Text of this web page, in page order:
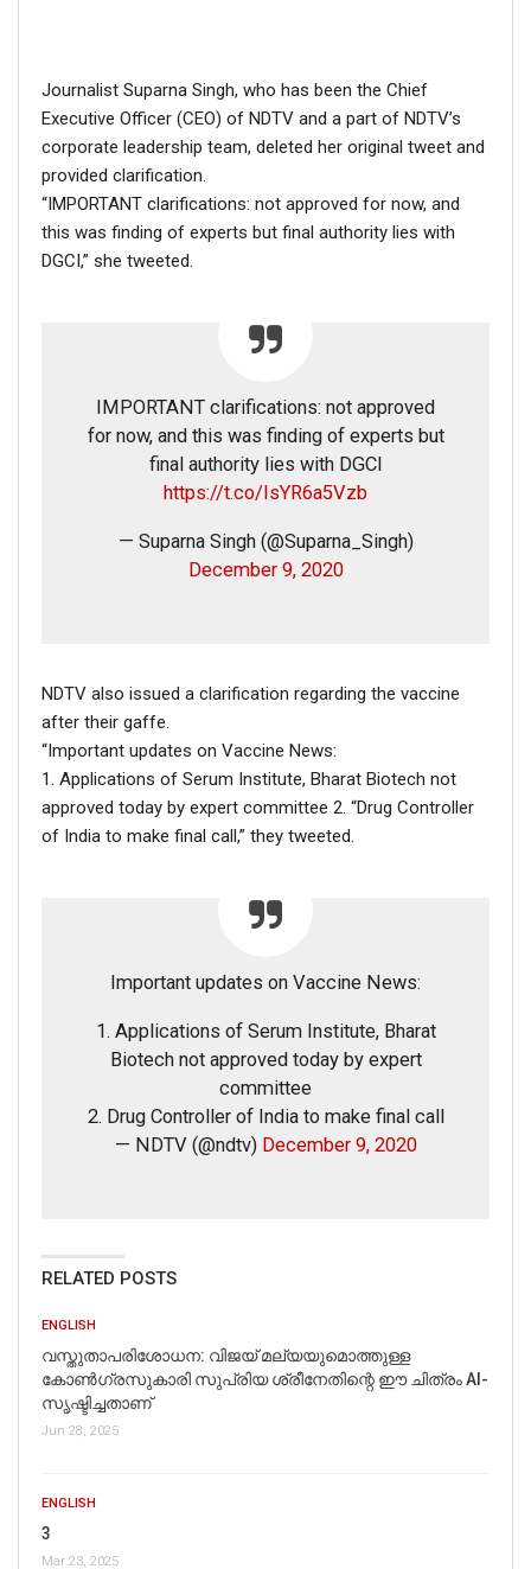
Journalist Suparna Singh, who has been the Chief
Executive Officer (CEO) of NDTV and a part of NDTV’s
corporate leadership team, deleted her original tweet and
provided clarification.
“IMPORTANT clarifications: not approved for now, and
this was finding of experts but final authority lies with
DGCI,” she tweeted.
IMPORTANT clarifications: not approved
for now, and this was finding of experts but
final authority lies with DGCI
https://t.co/IsYR6a5Vzb
— Suparna Singh (@Suparna_Singh)
December 9, 2020
NDTV also issued a clarification regarding the vaccine
after their gaffe.
“Important updates on Vaccine News:
1. Applications of Serum Institute, Bharat Biotech not
approved today by expert committee 2. “Drug Controller
of India to make final call,” they tweeted.
Important updates on Vaccine News:
1. Applications of Serum Institute, Bharat
Biotech not approved today by expert
committee
2. Drug Controller of India to make final call
— NDTV (@ndtv) December 9, 2020
RELATED POSTS
ENGLISH
വസ്തുതാപരിശോധന: വിജയ് മല്യയുമൊത്തുള്ള
കോൺഗ്രസുകാരി സുപ്രിയ ശ്രീനേതിന്റെ ഈ ചിത്രം AI-
സൃഷ്ടിച്ചതാണ്
Jun 28, 2025
ENGLISH
3
Mar 23, 2025